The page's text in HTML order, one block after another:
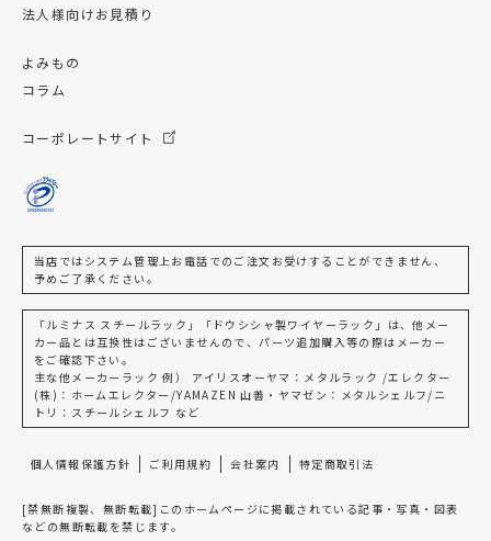
法人様向けお見積り
よみもの
コラム
コーポレートサイト
当店ではシステム管理上お電話でのご注文お受けすることができません、
予めご了承ください。
「ルミナス スチールラック」「ドウシシャ製ワイヤーラック」は、他メー
カー品とは互換性はございませんので、パーツ追加購入等の際はメーカー
をご確認下さい。
主な他メーカーラック 例） アイリスオーヤマ：メタルラック /エレクター
(株)：ホームエレクター/YAMAZEN 山善・ヤマゼン：メタルシェルフ/ニ
トリ：スチールシェルフ など
個人情報保護方針 ご利用規約 会社案内 特定商取引法
[禁無断複製、無断転載]このホームページに掲載されている記事・写真・図表
などの無断転載を禁じます。